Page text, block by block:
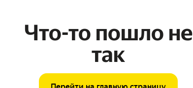
Что-то пошло не
так